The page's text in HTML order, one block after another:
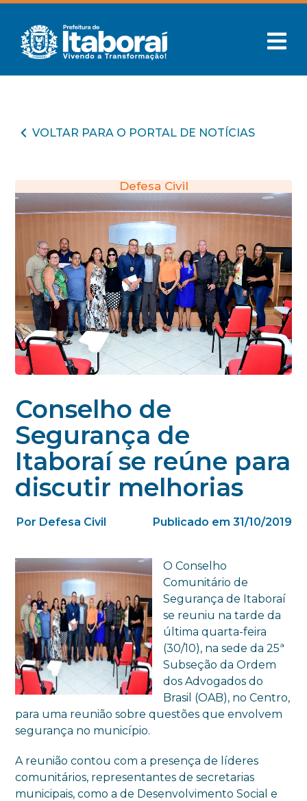
VOLTAR PARA O PORTAL DE NOTÍCIAS
Defesa Civil
Conselho de
Segurança de
Itaboraí se reúne para
discutir melhorias
Por Defesa Civil Publicado em 31/10/2019
O Conselho
Comunitário de
Segurança de Itaboraí
se reuniu na tarde da
última quarta-feira
(30/10), na sede da 25ª
Subseção da Ordem
dos Advogados do
Brasil (OAB), no Centro,
para uma reunião sobre questões que envolvem
segurança no município.
A reunião contou com a presença de líderes
comunitários, representantes de secretarias
municipais, como a de Desenvolvimento Social e